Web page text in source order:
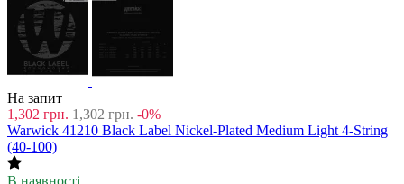
На запит
1,302 грн. 1,302 грн. -0%
Warwick 41210 Black Label Nickel-Plated Medium Light 4-String
(40-100)
В наявності